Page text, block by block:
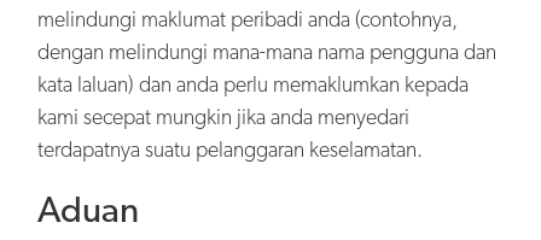
melindungi maklumat peribadi anda (contohnya,
dengan melindungi mana-mana nama pengguna dan
kata laluan) dan anda perlu memaklumkan kepada
kami secepat mungkin jika anda menyedari
terdapatnya suatu pelanggaran keselamatan.
Aduan